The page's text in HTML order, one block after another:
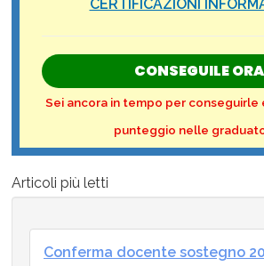
CERTIFICAZIONI
CONSEGUILE ORA
Sei ancora in tempo per conseguirle
punteggio nelle
Articoli più letti
Conferma docente sostegno